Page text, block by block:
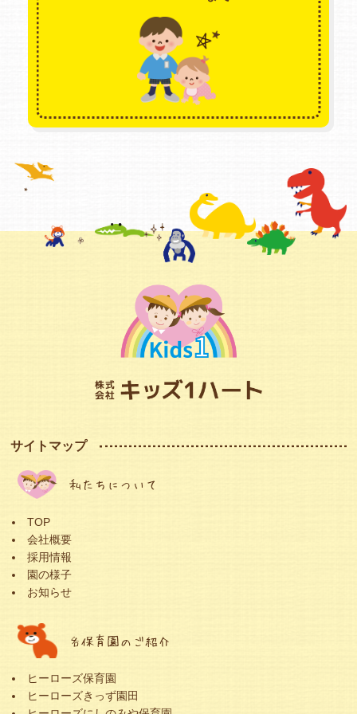
サイトマップ
私たちについて
TOP
会社概要
採用情報
園の様子
お知らせ
各保育園のご紹介
ヒーローズ保育園
ヒーローズきっず園田